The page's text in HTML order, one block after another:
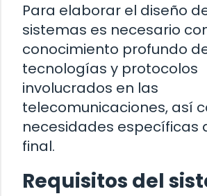
Para elaborar el diseño
sistemas es necesario
conocimiento profundo
tecnologías y protocolos
involucrados en las
telecomunicaciones, así
necesidades específicas
final.
Requisitos del